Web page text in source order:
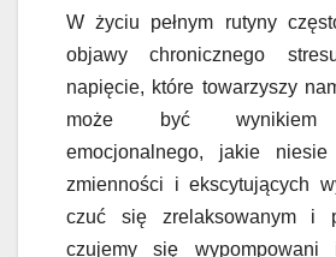
W życiu pełnym rutyny
objawy chronicznego
napięcie, które towarzyszy
może być wynikiem
emocjonalnego, jakie
zmienności i ekscytujących
czuć się zrelaksowanym i
czujemy się wypompowani